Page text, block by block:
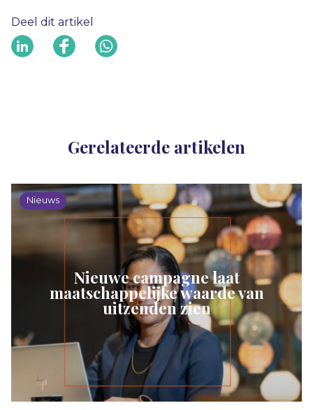
Deel dit artikel
Gerelateerde artikelen
Nieuws
Nieuwe campagne laat
maatschappelijke waarde van
uitzenden zien